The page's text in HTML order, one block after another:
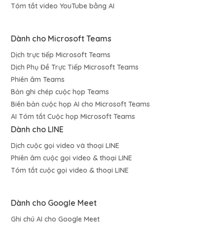
Tóm tắt video YouTube bằng AI
Dành cho Microsoft Teams
Dịch trực tiếp Microsoft Teams
Dịch Phụ Đề Trực Tiếp Microsoft Teams
Phiên âm Teams
Bản ghi chép cuộc họp Teams
Biên bản cuộc họp AI cho Microsoft Teams
AI Tóm tắt Cuộc họp Microsoft Teams
Dành cho LINE
Dịch cuộc gọi video và thoại LINE
Phiên âm cuộc gọi video & thoại LINE
Tóm tắt cuộc gọi video & thoại LINE
Dành cho Google Meet
Ghi chú AI cho Google Meet